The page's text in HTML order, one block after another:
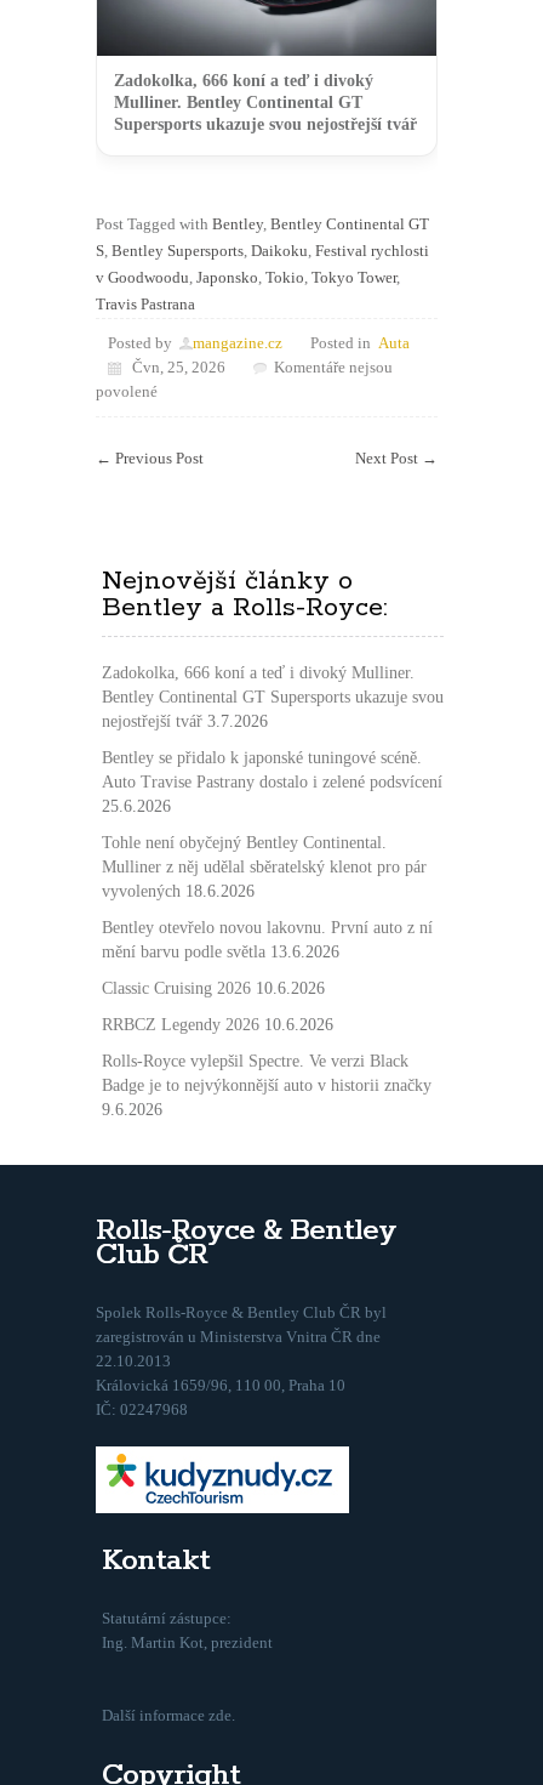
Zadokolka, 666 koní a teď i divoký
Mulliner. Bentley Continental GT
Supersports ukazuje svou nejostřejší tvář
Post Tagged with Bentley, Bentley Continental GT
S Bentley Supersports Daikoku Festival rychlosti
v Goodwoodu Japonsko Tokio Tokyo Tower,
Travis Pastrana
Posted by mangazine.cz Posted in Auta
Čvn, 25, 2026
Komentáře nejsou
povolenéu
názvem
japonské
tuningové
scéně.
Travise
Pastrany
dostalo
i
zelené
podsvícení
← Previous Post Next Post →
Nejnovější články o
Bentley a Rolls-Royce:
Zadokolka, 666 koní a teď i divoký Mulliner.
Bentley Continental GT Supersports ukazuje svou
nejostřejší tvář 3.7.2026
Bentley se přidalo k japonské tuningové scéně.
Auto Travise Pastrany dostalo i zelené podsvícení
25.6.2026
Tohle není obyčejný Bentley Continental.
Mulliner z něj udělal sběratelský klenot pro pár
vyvolených 18.6.2026
Bentley otevřelo novou lakovnu. První auto z ní
mění barvu podle světla 13.6.2026
Classic Cruising 2026 10.6.2026
RRBCZ Legendy 2026 10.6.2026
Rolls-Royce vylepšil Spectre. Ve verzi Black
Badge je to nejvýkonnější auto v historii značky
9.6.2026
Rolls-Royce & Bentley
Club ČR
Spolek Rolls-Royce & Bentley Club ČR byl
zaregistrován u Ministerstva Vnitra ČR dne
22.10.2013
Královická 1659/96, 110 00, Praha 10
IČ: 02247968
Kontakt
Statutární zástupce:
Ing. Martin Kot, prezident
Další informace zde.
Copyright